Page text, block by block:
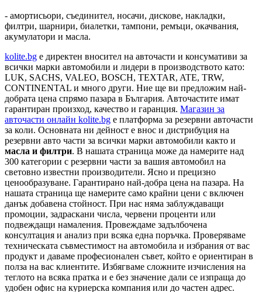
- амортисьори, съединител, носачи, дискове, накладки,
филтри, шарнири, биалетки, тампони, ремъци, окачвания,
акумулатори и масла.
kolite.bg e директен вносител на авточасти и консумативи за
всички марки автомобили и лидери в производството като:
LUK, SACHS, VALEO, BOSCH, TEXTAR, ATE, TRW,
CONTINENTAL и много други. Ние ще ви предложим най-
добрата цена спрямо пазара в България. Авточастите имат
гарантиран произход, качество и гаранция. Магазин за
авточасти онлайн kolite.bg е платформа за резервни авточасти
за коли. Основната ни дейност е внос и дистрибуция на
резервни авто части за всички марки автомобили както и
масла и филтри. В нашата страница може да намерите над
300 категории с резервни части за вашия автомобил на
световно известни производители. Ясно и прецизно
ценообразуване. Гарантирано най-добра цена на пазара. На
нашата страница ще намерите само крайни цени с включен
данък добавена стойност. При нас няма заблуждаващи
промоции, задраскани числа, червени проценти или
подвеждащи намаления. Провеждаме задълбочена
консултация и анализ при всяка една поръчка. Проверяваме
техническата съвместимост на автомобила и избрания от вас
продукт и даваме професионален съвет, който е ориентиран в
полза на вас клиентите. Избягваме сложните изчисления на
теглото на всяка пратка и е без значение дали се изпраща до
удобен офис на куриерска компания или до частен адрес.